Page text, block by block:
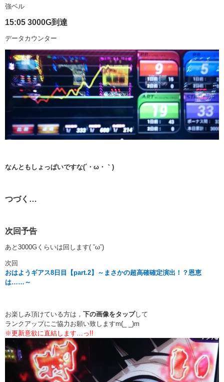
強ベル
15:05 3000G到達
データカウンター
なんともしょっぱいですな(´・ω・｀)
つづく…
次回予告
あと3000Gくらいは回します( ˘ω˘)
次回
おはようギアス8日目【part.2】～まさかの超高確確定演出！？恩恵
は……～
お楽しみ頂けている方は， 下の画像をタップして
ランクアップにご協力お願い致しますm(_ _)m
※更新意欲に直結します…っ!!